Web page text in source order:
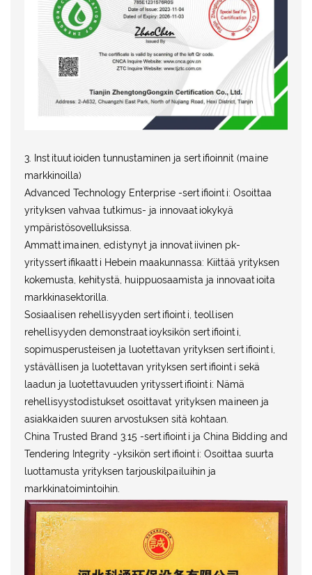
3. Instituutioiden tunnustaminen ja sertifioinnit (maine
markkinoilla)
Advanced Technology Enterprise -sertifiointi: Osoittaa
yrityksen vahvaa tutkimus- ja innovaatiokykyä
ympäristösovelluksissa.
Ammattimainen, edistynyt ja innovatiivinen pk-
yrityssertifikaatti Hebein maakunnassa: Kiittää yrityksen
kokemusta, kehitystä, huippuosaamista ja innovaatioita
markkinasektorilla.
Sosiaalisen rehellisyyden sertifiointi, teollisen
rehellisyyden demonstraatioyksikön sertifiointi,
sopimusperusteisen ja luotettavan yrityksen sertifiointi,
ystävällisen ja luotettavan yrityksen sertifiointi sekä
laadun ja luotettavuuden yrityssertifiointi: Nämä
rehellisyystodistukset osoittavat yrityksen maineen ja
asiakkaiden suuren arvostuksen sitä kohtaan.
China Trusted Brand 3.15 -sertifiointi ja China Bidding and
Tendering Integrity -yksikön sertifiointi: Osoittaa suurta
luottamusta yrityksen tarjouskilpailuihin ja
markkinatoimintoihin.